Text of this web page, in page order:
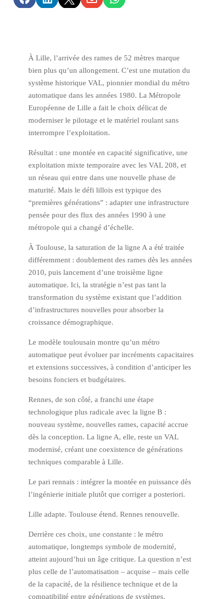
À Lille, l’arrivée des rames de 52 mètres marque
bien plus qu’un allongement. C’est une mutation du
système historique VAL, pionnier mondial du métro
automatique dans les années 1980. LaMétropole
Européenne de Lille a fait le choix délicat de
moderniser le pilotage et le matériel roulant sans
interrompre l’exploitation.
Résultat : une montée en capacité significative, une
exploitation mixte temporaire avec les VAL 208, et
un réseau qui entre dans une nouvelle phase de
maturité. Mais le défi lillois est typique des
“premières générations” : adapter une infrastructure
pensée pour des flux des années 1990 à une
métropole qui a changé d’échelle.
À Toulouse, la saturation de la ligne A a été traitée
différemment : doublement des rames dès les années
2010, puis lancement d’une troisième ligne
automatique. Ici, la stratégie n’est pas tant la
transformation du système existant que l’addition
d’infrastructures nouvelles pour absorber la
croissance démographique.
Le modèle toulousain montre qu’un métro
automatique peut évoluer par incréments capacitaires
et extensions successives, à condition d’anticiper les
besoins fonciers et budgétaires.
Rennes, de son côté, a franchi une étape
technologique plus radicale avec la ligne B :
nouveau système, nouvelles rames, capacité accrue
dès la conception. La ligne A, elle, reste un VAL
modernisé, créant une coexistence de générations
techniques comparable à Lille.
Le pari rennais : intégrer la montée en puissance dès
l’ingénierie initiale plutôt que corriger a posteriori.
Lille adapte. Toulouse étend. Rennes renouvelle.
Derrière ces choix, une constante : le métro
automatique, longtemps symbole de modernité,
atteint aujourd’hui un âge critique. La question n’est
plus celle de l’automatisation – acquise – mais celle
de la capacité, de la résilience technique et de la
compatibilité entre générations de systèmes.